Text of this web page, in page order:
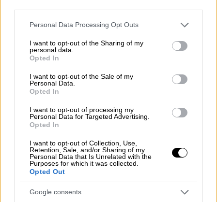
Please note that this website/app uses one or more Google
not limited to your visit or usage behaviour. You may click to
grant or deny consent to Google and its third-party tags to
use your data for below specified purposes in below Google
consent section.
Personal Data Processing Opt Outs
I want to opt-out of the Sharing of my
personal data.
Opted In
I want to opt-out of the Sale of my
Personal Data.
Opted In
I want to opt-out of processing my
Personal Data for Targeted Advertising.
Opted In
I want to opt-out of Collection, Use,
Retention, Sale, and/or Sharing of my
Personal Data that Is Unrelated with the
Purposes for which it was collected.
Opted Out
Google consents
παγκοσμίως, ενώ βραβεύτηκε με 12 Grammy.
Απέκτησε το προσωπικό της αστέρι στη
Λεωφόρο της Δόξας
Roll Hall of Fame.
στην καταπίεση. Μια τεράστια καλλιτέχνιδα
που όμοια της δεν έχει περάσει. Προσωπική
αγαπημένη μου, τεράστια προσωπικότητα,
που κάτι βασικές νεότερες ούτε με μια
τρίχα της δεν συγκρίνονται.Θέλω να κλάψω
λίγο τώρα. Την αγαπω βαθιά» έγραψε ένας
χρήστης στο Twitter.